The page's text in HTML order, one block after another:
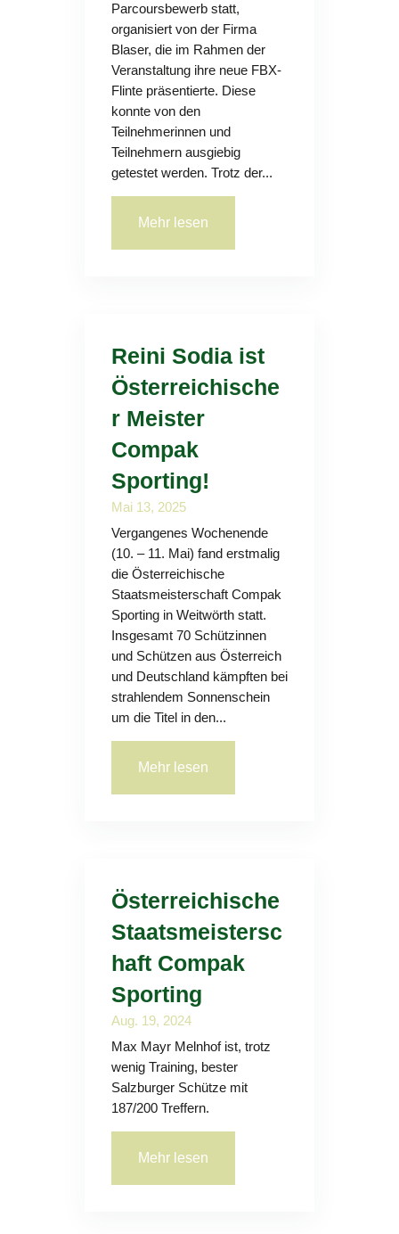
Parcoursbewerb statt,
organisiert von der Firma
Blaser, die im Rahmen der
Veranstaltung ihre neue FBX-
Flinte präsentierte. Diese
konnte von den
Teilnehmerinnen und
Teilnehmern ausgiebig
getestet werden. Trotz der...
Mehr lesen
Reini Sodia ist
Österreichische
r Meister
Compak
Sporting!
Mai 13, 2025
Vergangenes Wochenende
(10. – 11. Mai) fand erstmalig
die Österreichische
Staatsmeisterschaft Compak
Sporting in Weitwörth statt.
Insgesamt 70 Schützinnen
und Schützen aus Österreich
und Deutschland kämpften bei
strahlendem Sonnenschein
um die Titel in den...
Mehr lesen
Österreichische
Staatsmeistersc
haft Compak
Sporting
Aug. 19, 2024
Max Mayr Melnhof ist, trotz
wenig Training, bester
Salzburger Schütze mit
187/200 Treffern.
Mehr lesen